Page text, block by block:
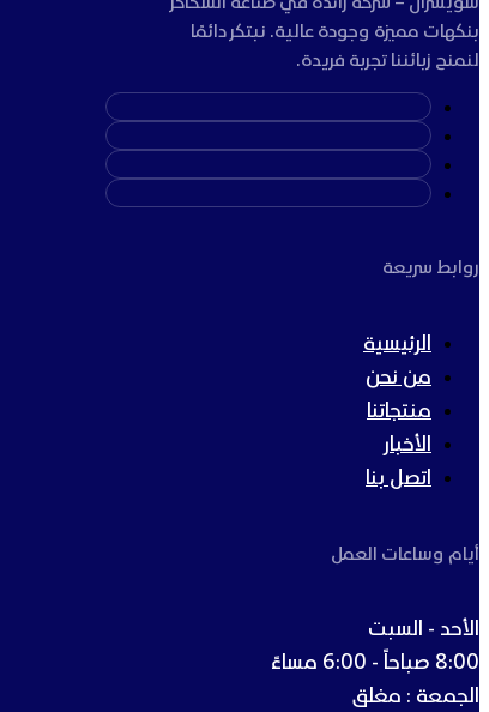
بنكهات مميزة وجودة عالية. نبتكر دائمًا
لنمنح زبائننا تجربة فريدة.
روابط سريعة
الرئيسية
من نحن
منتجاتنا
الأخبار
اتصل بنا
أيام وساعات العمل
الأحد - السبت
8:00 صباحاً - 6:00 مساءً
الجمعة : مغلق